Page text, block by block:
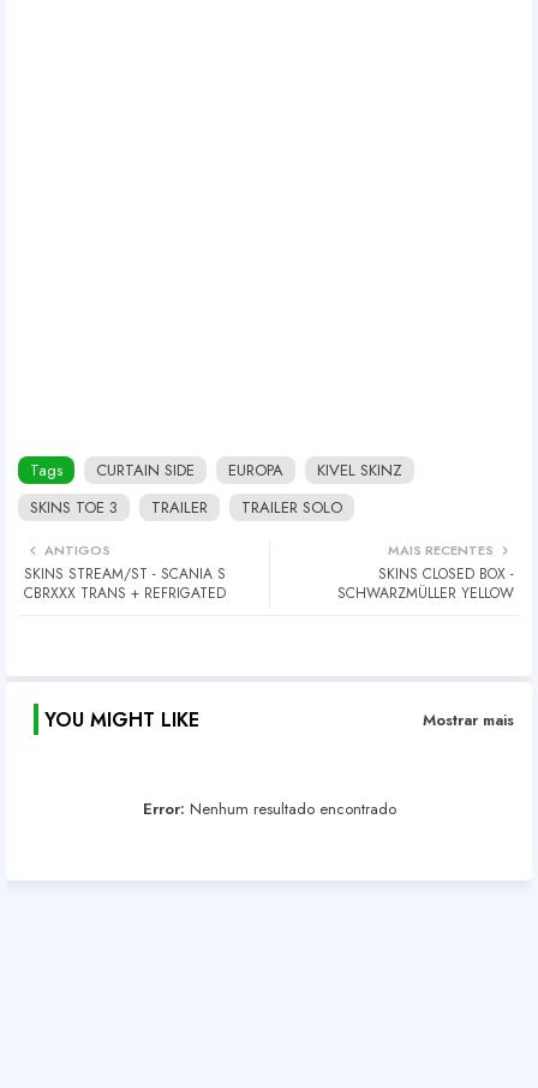
Tags CURTAIN SIDE EUROPA
KIVEL SKINZ
SKINS TOE 3
TRAILER TRAILER SOLO
MAIS RECENTES
SKINS CLOSED BOX -
SCHWARZMÜLLER YELLOW
ANTIGOS
SKINS STREAM/ST - SCANIA S
CBRXXX TRANS + REFRIGATED
YOU MIGHT LIKE Mostrar mais
Error: Nenhum resultado encontrado